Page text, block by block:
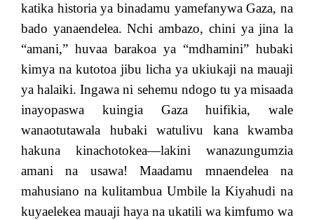
katika historia ya binadamu yamefanywa Gaza, na
bado yanaendelea. Nchi ambazo, chini ya jina la
“amani,” huvaa barakoa ya “mdhamini” hubaki
kimya na kutotoa jibu licha ya ukiukaji na mauaji
ya halaiki. Ingawa ni sehemu ndogo tu ya misaada
inayopaswa kuingia Gaza huifikia, wale
wanaotutawala hubaki watulivu kana kwamba
hakuna kinachotokea—lakini wanazungumzia
amani na usawa! Maadamu mnaendelea na
mahusiano na kulitambua Umbile la Kiyahudi na
kuyaelekea mauaji haya na ukatili wa kimfumo wa